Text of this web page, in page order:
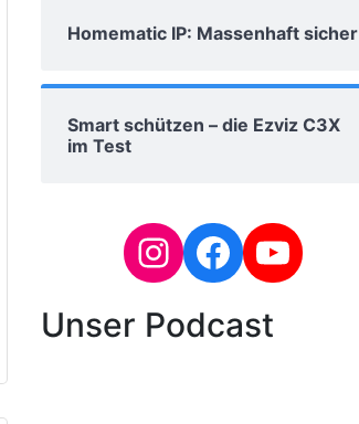
Homematic IP: Massenhaft sicher
Smart schützen – die Ezviz C3X
im Test
Unser Podcast